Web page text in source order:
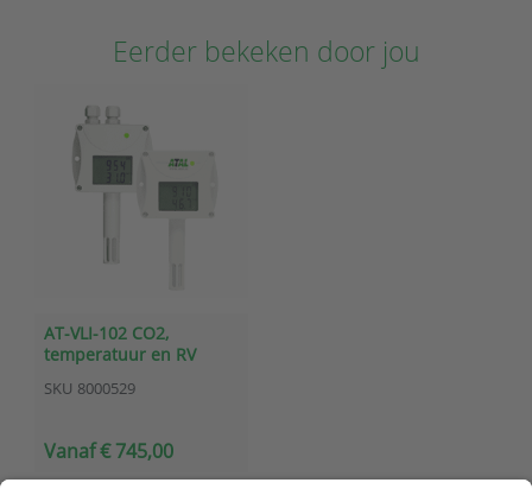
Eerder bekeken door jou
AT-VLI-102 CO2,
temperatuur en RV
SKU 8000529
Vanaf € 745,00